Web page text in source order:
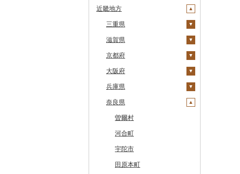
江差町
白老町
せたな町
旭川市
森町
稚内市
標津町
清里町
北斗市
留萌市
白糠町
大鰐町
南部町
五戸町
藤崎町
六ヶ所村
東北町
三戸町
東通村
黒石市
おいらせ町
鶴田町
宮古市
軽米町
岩手町
矢巾町
釜石市
野田村
普代村
一戸町
陸前高田市
紫波町
滝沢市
宮城県
柴田町
色麻町
丸森町
大衡村
加美町
利府町
白石市
登米市
山元町
名取市
秋田県
大潟村
横手市
能代市
小坂町
仙北市
井川町
潟上市
三種町
藤里町
山形県
村山市
尾花沢市
上山市
河北町
酒田市
新庄市
長井市
小国町
福島県
天栄村
広野町
鏡石町
須賀川市
小野町
棚倉町
古殿町
土浦市
取手市
つくば市
稲敷市
潮来市
五霞町
北茨城市
境町
かすみがうら市
牛久市
常陸太田市
栃木県
那須塩原市
市貝町
塩谷町
上三川町
佐野市
真岡市
高根沢町
大田原市
栃木市
日光市
群馬県
榛東村
下仁田町
玉村町
安中市
川場村
昭和村
甘楽町
明和町
沼田市
埼玉県
春日部市
蕨市
戸田市
毛呂山町
久喜市
ふじみ野市
川島町
上里町
千葉県
勝浦市
袖ケ浦市
我孫子市
長柄町
芝山町
八千代市
横芝光町
東京都
八王子市
日野市
昭島市
武蔵村山市
葛飾区
小金井市
神奈川県
南足柄市
松田町
大井町
中井町
愛川町
新潟県
十日町市
弥彦村
阿賀町
出雲崎町
魚沼市
佐渡市
燕市
南魚沼市
関川村
新発田市
富山県
射水市
氷見市
朝日町
高岡市
魚津市
砺波市
入善町
黒部市
立山町
石川県
羽咋市
七尾市
白山市
穴水町
輪島市
中能登町
石川県（県庁）
野々市市
福井県
美浜町
小浜市
越前町
若狭町
鯖江市
高浜町
勝山市
山梨県
富士吉田市
甲斐市
山梨市
富士川町
大月市
富士河口湖町
長野県
高森町
御代田町
飯田市
青木村
南箕輪村
岐阜県
養老町
八百津町
池田町
関市
静岡県
下田市
静岡市
吉田町
愛知県
清須市
田原市
近畿地方
三重県
鈴鹿市
伊賀市
木曽岬町
多気町
松阪市
桑名市
志摩市
明和町
鳥羽市
滋賀県
長浜市
高島市
草津市
近江八幡市
竜王町
甲賀市
湖南市
大津市
京都府
宮津市
伊根町
与謝野町
福知山市
亀岡市
城陽市
久御山町
大阪府
茨木市
豊能町
枚方市
河内長野市
泉佐野市
交野市
兵庫県
上郡町
神河町
小野市
太子町
西宮市
奈良県
曽爾村
河合町
宇陀市
田原本町